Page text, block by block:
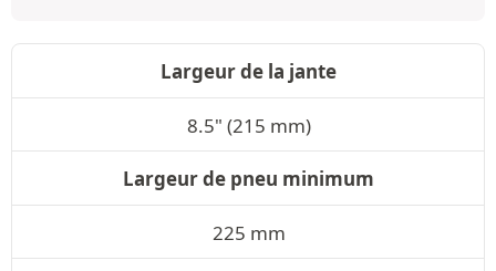
Largeur de la jante
8.5" (215 mm)
Largeur de pneu minimum
225 mm